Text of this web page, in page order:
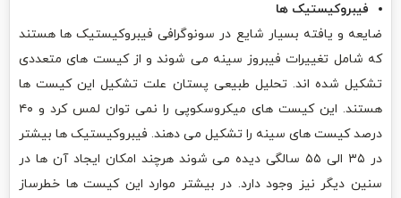
فیبروکیستیک ها
ضایعه و یافته بسیار شایع در سونوگرافی فیبروکیستیک ها هستند
که شامل تغییرات فیبروز سینه می شوند و از کیست های متعددی
تشکیل شده اند‌. تحلیل طبیعی پستان علت تشکیل این کیست ها
هستند. این کیست های میکروسکوپی را نمی توان لمس کرد و ۴۰
درصد کیست های سینه را تشکیل می دهند. فیبروکیستیک ها بیشتر
در ۳۵ الی ۵۵ سالگی دیده می شوند هرچند امکان ایجاد آن ها در
سنین دیگر نیز وجود دارد. در بیشتر موارد این کیست ها خطرساز